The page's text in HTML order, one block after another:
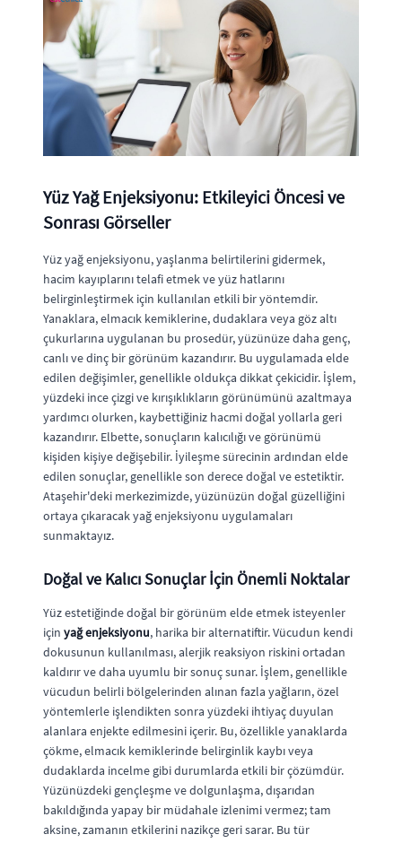
Yüz Yağ Enjeksiyonu: Etkileyici Öncesi ve
Sonrası Görseller
Yüz yağ enjeksiyonu, yaşlanma belirtilerini gidermek,
hacim kayıplarını telafi etmek ve yüz hatlarını
belirginleştirmek için kullanılan etkili bir yöntemdir.
Yanaklara, elmacık kemiklerine, dudaklara veya göz altı
çukurlarına uygulanan bu prosedür, yüzünüze daha genç,
canlı ve dinç bir görünüm kazandırır. Bu uygulamada elde
edilen değişimler, genellikle oldukça dikkat çekicidir. İşlem,
yüzdeki ince çizgi ve kırışıklıkların görünümünü azaltmaya
yardımcı olurken, kaybettiğiniz hacmi doğal yollarla geri
kazandırır. Elbette, sonuçların kalıcılığı ve görünümü
kişiden kişiye değişebilir. İyileşme sürecinin ardından elde
edilen sonuçlar, genellikle son derece doğal ve estetiktir.
Ataşehir'deki merkezimizde, yüzünüzün doğal güzelliğini
ortaya çıkaracak yağ enjeksiyonu uygulamaları
sunmaktayız.
Doğal ve Kalıcı Sonuçlar İçin Önemli Noktalar
Yüz estetiğinde doğal bir görünüm elde etmek isteyenler
için yağ enjeksiyonu, harika bir alternatiftir. Vücudun kendi
dokusunun kullanılması, alerjik reaksiyon riskini ortadan
kaldırır ve daha uyumlu bir sonuç sunar. İşlem, genellikle
vücudun belirli bölgelerinden alınan fazla yağların, özel
yöntemlerle işlendikten sonra yüzdeki ihtiyaç duyulan
alanlara enjekte edilmesini içerir. Bu, özellikle yanaklarda
çökme, elmacık kemiklerinde belirginlik kaybı veya
dudaklarda incelme gibi durumlarda etkili bir çözümdür.
Yüzünüzdeki gençleşme ve dolgunlaşma, dışarıdan
bakıldığında yapay bir müdahale izlenimi vermez; tam
aksine, zamanın etkilerini nazikçe geri sarar. Bu tür